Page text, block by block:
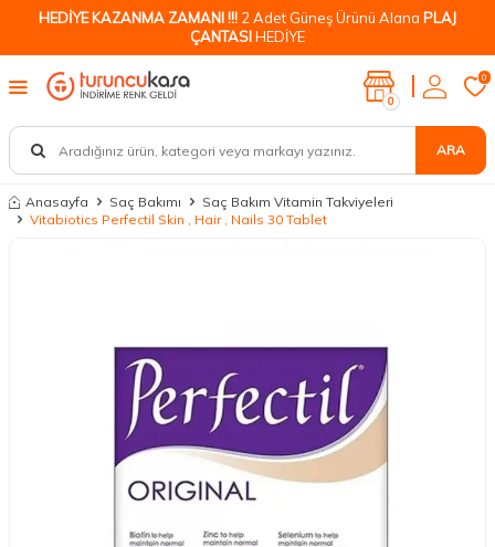
HEDİYE KAZANMA ZAMANI !!! 2 Adet Güneş Ürünü Alana PLAJ
ÇANTASIHEDİYE
ARA
0
0
Anasayfa Saç Bakımı
Saç Bakım Vitamin Takviyeleri
Vitabiotics Perfectil Skin , Hair , Nails 30 Tablet